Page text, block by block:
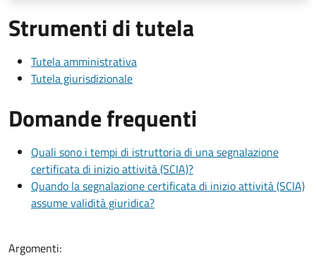
Strumenti di tutela
Tutela amministrativa
Tutela giurisdizionale
Domande frequenti
Quali sono i tempi di istruttoria di una segnalazione
certificata di inizio attività (SCIA)?
Quando la segnalazione certificata di inizio attività (SCIA)
assume validità giuridica?
Argomenti: